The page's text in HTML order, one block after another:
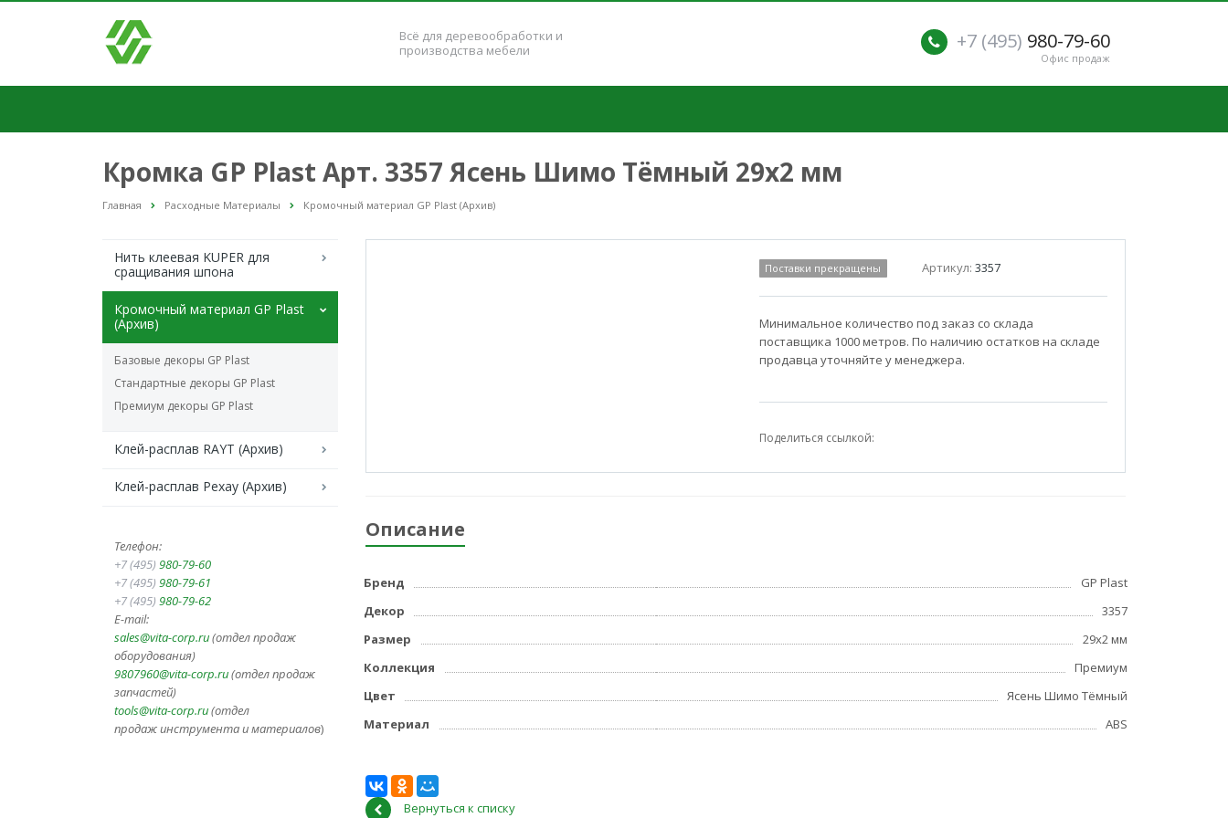
Всё для деревообработки и
производства мебели
+7 (495) 980-79-60
Офис продаж
Кромка GP Plast Арт. 3357 Ясень Шимо Тёмный 29x2 мм
Главная Расходные Материалы Кромочный материал GP Plast (Архив)
Нить клеевая KUPER для
сращивания шпона
Кромочный материал GP Plast
(Архив)
Базовые декоры GP Plast
Стандартные декоры GP Plast
Премиум декоры GP Plast
Клей-расплав RAYT (Архив)
Клей-расплав Рехау (Архив)
Телефон:
+7 (495) 980-79-60
+7 (495) 980-79-61
+7 (495) 980-79-62
E-mail:
sales@vita-corp.ru(отдел продаж
оборудования)
9807960@vita-corp.ru(отдел продаж
запчастей)
tools@vita-corp.ru(отдел
продаж инструмента иматериалов)
Поставки прекращены Артикул: 3357
Минимальное количество под заказ со склада
поставщика 1000 метров. По наличию остатков на складе
продавца уточняйте у менеджера.
Поделиться ссылкой:
Описание
Бренд
GP Plast
Декор
3357
Размер
29x2 мм
Коллекция
Премиум
Цвет
Ясень Шимо Тёмный
Материал
ABS
Вернуться к списку